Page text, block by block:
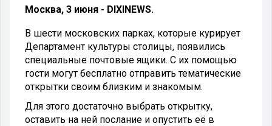
Москва, 3 июня - DIXINEWS.
В шести московских парках, которые курирует
Департамент культуры столицы, появились
специальные почтовые ящики. С их помощью
гости могут бесплатно отправить тематические
открытки своим близким и знакомым.
Для этого достаточно выбрать открытку,
оставить на ней послание и опустить её в